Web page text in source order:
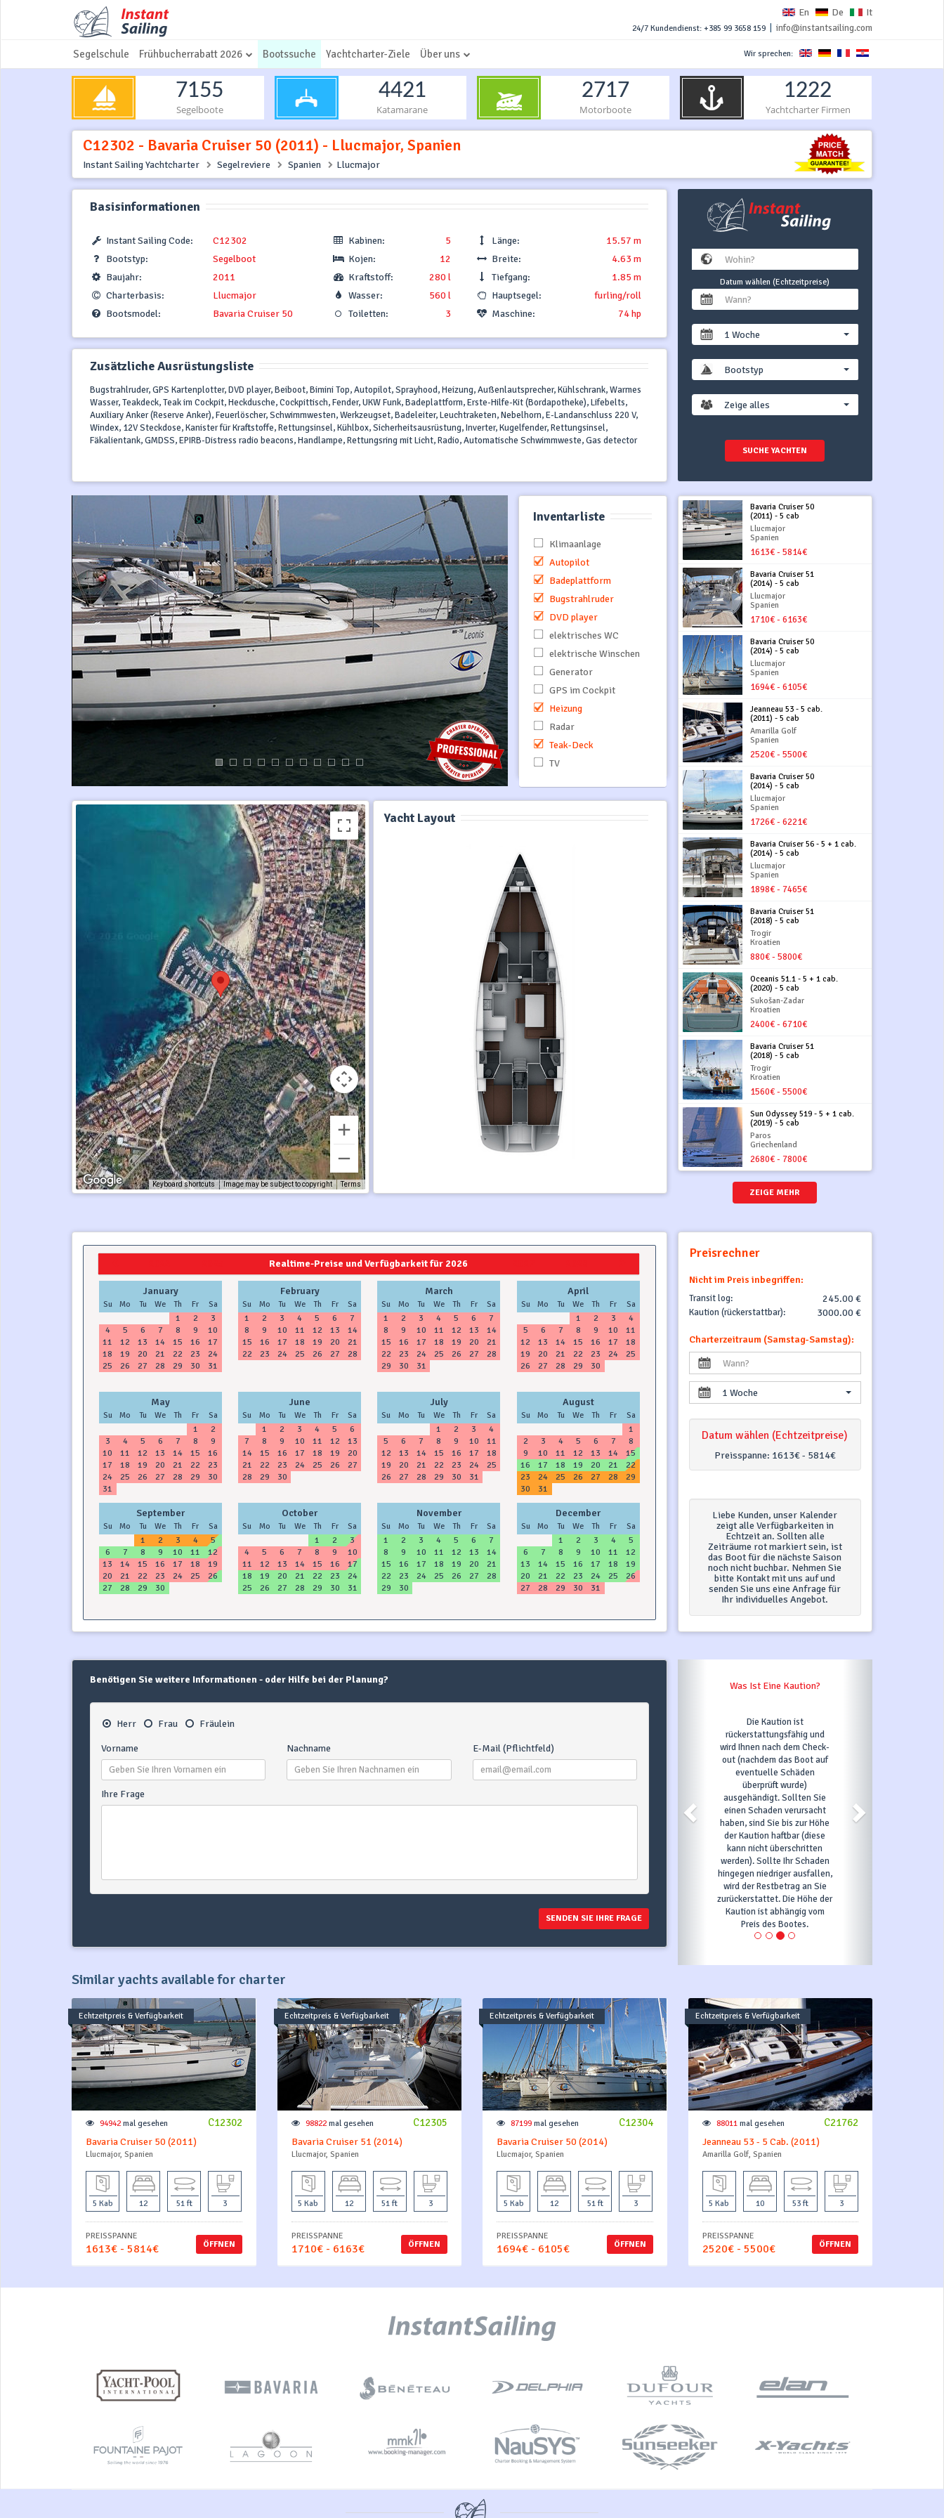
En De It
24/7 Kundendienst: +385 99 3658 159 info@instantsailing.com
Wir sprechen:
Segelschule Frühbucherrabatt 2026 Bootssuche Yachtcharter-Ziele Über uns
7155
Segelboote
4421
Katamarane
2717
Motorboote
1222
Yachtcharter Firmen
C12302 - Bavaria Cruiser 50 (2011) - Llucmajor, Spanien
Instant Sailing Yachtcharter Segelreviere Spanien Llucmajor
Basisinformationen
Instant Sailing Code:
C12302
Bootstyp:
Segelboot
Baujahr:
2011
Charterbasis:
Llucmajor
Bootsmodel:
Bavaria Cruiser 50
Kabinen:
5
Kojen:
12
Kraftstoff:
280 l
Wasser:
560 l
Toiletten:
3
Länge:
15.57 m
Breite:
4.63 m
Tiefgang:
1.85 m
Hauptsegel:
furling/roll
Maschine:
74 hp
Zusätzliche Ausrüstungsliste
Bugstrahlruder, GPS Kartenplotter, DVD player, Beiboot, Bimini Top, Autopilot, Sprayhood, Heizung, Außenlautsprecher, Kühlschrank, Warmes
Wasser, Teakdeck, Teak im Cockpit, Heckdusche, Cockpittisch, Fender, UKW Funk, Badeplattform, Erste-Hilfe-Kit (Bordapotheke), Lifebelts,
Auxiliary Anker (Reserve Anker), Feuerlöscher, Schwimmwesten, Werkzeugset, Badeleiter, Leuchtraketen, Nebelhorn, E-Landanschluss 220 V,
Windex, 12V Steckdose, Kanister für Kraftstoffe, Rettungsinsel, Kühlbox, Sicherheitsausrüstung, Inverter, Kugelfender, Rettungsinsel,
Fäkalientank, GMDSS, EPIRB-Distress radio beacons, Handlampe, Rettungsring mit Licht, Radio, Automatische Schwimmweste, Gas detector
Datum wählen (Echtzeitpreise)
1 Woche
Bootstyp
Zeige alles
SUCHE YACHTEN
Inventarliste
Klimaanlage
Autopilot
Badeplattform
Bugstrahlruder
DVD player
elektrisches WC
elektrische Winschen
Generator
GPS im Cockpit
Heizung
Radar
Teak-Deck
TV
Keyboard shortcuts Image may be subject to copyright Terms
Yacht Layout
Bavaria Cruiser 50
(2011) - 5 cab
Llucmajor
Spanien
1613€ - 5814€
Bavaria Cruiser 51
(2014) - 5 cab
Llucmajor
Spanien
1710€ - 6163€
Bavaria Cruiser 50
(2014) - 5 cab
Llucmajor
Spanien
1694€ - 6105€
Jeanneau 53 - 5 cab.
(2011) - 5 cab
Amarilla Golf
Spanien
2520€ - 5500€
Bavaria Cruiser 50
(2014) - 5 cab
Llucmajor
Spanien
1726€ - 6221€
Bavaria Cruiser 56 - 5 + 1 cab.
(2014) - 5 cab
Llucmajor
Spanien
1898€ - 7465€
Bavaria Cruiser 51
(2018) - 5 cab
Trogir
Kroatien
880€ - 5800€
Oceanis 51.1 - 5 + 1 cab.
(2020) - 5 cab
Sukošan-Zadar
Kroatien
2400€ - 6710€
Bavaria Cruiser 51
(2018) - 5 cab
Trogir
Kroatien
1560€ - 5500€
Sun Odyssey 519 - 5 + 1 cab.
(2019) - 5 cab
Paros
Griechenland
2680€ - 7800€
ZEIGE MEHR
Realtime-Preise und Verfügbarkeit für 2026
January
Su Mo Tu We Th Fr Sa
1 2
3
4
5 6 7 8 9
10
11
12 13 14 15 16
17
18
19 20 21 22 23
24
25
26 27 28 29 30 31
February
Su Mo Tu We Th Fr Sa
1 2 3 4 5 6
7
8
9 10 11 12 13
14
15
16 17 18 19 20
21
22
23 24 25 26 27 28
March
Su Mo Tu We Th Fr Sa
1 2 3 4 5 6
7
8
9 10 11 12 13
14
15
16 17 18 19 20
21
22
23 24 25 26 27
28
29
30 31
April
Su Mo Tu We Th Fr Sa
1 2 3
4
5
6 7 8 9 10
11
12
13 14 15 16 17
18
19
20 21 22 23 24
25
26
27 28 29 30
May
Su Mo Tu We Th Fr Sa
1
2
3
4 5 6 7 8
9
10
11 12 13 14 15
16
17
18 19 20 21 22
23
24
25 26 27 28 29
30
31
June
Su Mo Tu We Th Fr Sa
1 2 3 4 5
6
7
8 9 10 11 12
13
14
15 16 17 18 19
20
21
22 23 24 25 26
27
28
29 30
July
Su Mo Tu We Th Fr Sa
1 2 3
4
5
6 7 8 9 10
11
12
13 14 15 16 17
18
19
20 21 22 23 24
25
26
27 28 29 30 31
August
Su Mo Tu We Th Fr Sa
1
2
3 4 5 6 7
8
9
10 11 12 13 14
15
16
17 18 19 20 21
22
23
24 25 26 27 28
29
30
31
September
Su Mo Tu We Th Fr Sa
1 2 3 4
5
6
7 8 9 10 11
12
13
14 15 16 17 18
19
20
21 22 23 24 25
26
27
28 29 30
October
Su Mo Tu We Th Fr Sa
1 2
3
4
5 6 7 8 9
10
11
12 13 14 15 16
17
18
19 20 21 22 23
24
25
26 27 28 29 30 31
November
Su Mo Tu We Th Fr Sa
1 2 3 4 5 6
7
8
9 10 11 12 13
14
15
16 17 18 19 20
21
22
23 24 25 26 27
28
29
30
December
Su Mo Tu We Th Fr Sa
1 2 3 4
5
6
7 8 9 10 11
12
13
14 15 16 17 18
19
20
21 22 23 24 25
26
27
28 29 30 31
Preisrechner
Nicht im Preis inbegriffen:
Transit log: 245.00 €
Kaution (rückerstattbar): 3000.00 €
Charterzeitraum (Samstag-Samstag):
1 Woche
Datum wählen (Echtzeitpreise)
Preisspanne: 1613€ - 5814€
Liebe Kunden, unser Kalender
zeigt alle Verfügbarkeiten in
Echtzeit an. Sollten alle
Zeiträume rot markiert sein, ist
das Boot für die nächste Saison
noch nicht buchbar. Nehmen Sie
bitte Kontakt mit uns auf und
senden Sie uns eine Anfrage für
Ihr individuelles Angebot.
Benötigen Sie weitere Informationen - oder Hilfe bei der Planung?
Herr Frau Fräulein
Vorname Nachname E-Mail (Pflichtfeld)
Ihre Frage
SENDEN SIE IHRE FRAGE
Was Ist Eine Kaution?
Die Kaution ist
rückerstattungsfähig und
wird Ihnen nach dem Check-
out (nachdem das Boot auf
eventuelle Schäden
überprüft wurde)
ausgehändigt. Sollten Sie
einen Schaden verursacht
haben, sind Sie bis zur Höhe
der Kaution haftbar (diese
kann nicht überschritten
werden). Sollte Ihr Schaden
hingegen niedriger ausfallen,
wird der Restbetrag an Sie
zurückerstattet. Die Höhe der
Kaution ist abhängig vom
Preis des Bootes.
Similar yachts available for charter
Echtzeitpreis & Verfügbarkeit
C12302
94942 mal gesehen
Bavaria Cruiser 50 (2011)
Llucmajor, Spanien
5 Kab 12 51 ft 3
ÖFFNEN
PREISSPANNE
1613€ - 5814€
Echtzeitpreis & Verfügbarkeit
C12305
98822mal gesehen
Bavaria Cruiser 51 (2014)
Llucmajor, Spanien
5 Kab 12 51 ft 3
ÖFFNEN
PREISSPANNE
1710€ - 6163€
Echtzeitpreis & Verfügbarkeit
C12304
87199 mal gesehen
Bavaria Cruiser 50 (2014)
Llucmajor, Spanien
5 Kab 12 51 ft 3
ÖFFNEN
PREISSPANNE
1694€ - 6105€
Echtzeitpreis & Verfügbarkeit
C21762
88011mal gesehen
Jeanneau 53 - 5 Cab. (2011)
Amarilla Golf, Spanien
5 Kab 10 53 ft 3
ÖFFNEN
PREISSPANNE
2520€ - 5500€